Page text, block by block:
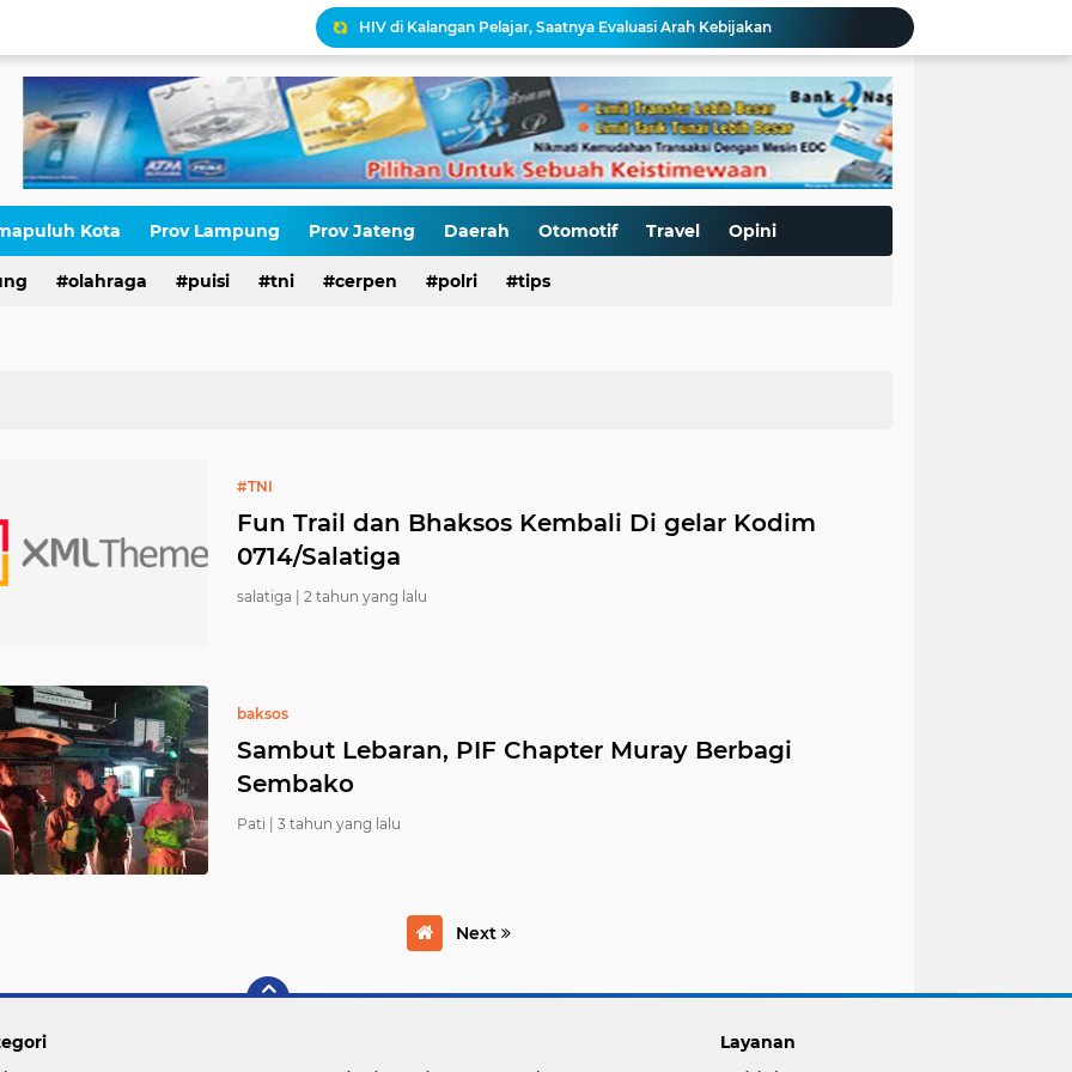
HIV di Kalangan Pelajar, Saatnya Evaluasi Arah Kebijakan
Erik Abdullah: "Sejak Awal Kasus Dinilai Janggal"
Pengerasan Jalan TMMD ke-129 Kodim 0306/50 Kota, Menguatkan Akses Menuju Kemajuan Nagari
Edukasi Keselamatan Berkedara, Ditlantas Polda Sumbar Gelar "Police Goes To Campus" di UNP
Antara HAM dan Hukum Allah: Kedudukan L68TQ dalam Islam
Palestina Terbelah, Umat Islam Harus Berbuat Apa?
Gaza Disekat Israel: Potret Penjajahan Abadi
BoP dan New Gaza adalah Tipuan: Palestina Hanya Merdeka dengan Sistem Islam
Kota Prov Lampung Prov Jateng Daerah Otomotif Travel Opini
olahraga puisi tni cerpen polri tips
#TNI
Fun Trail dan Bhaksos Kembali Di gelar Kodim
0714/Salatiga
salatiga | 2 tahun yang lalu
baksos
Sambut Lebaran, PIF Chapter Muray Berbagi
Sembako
Pati | 3 tahun yang lalu
Next
Layanan